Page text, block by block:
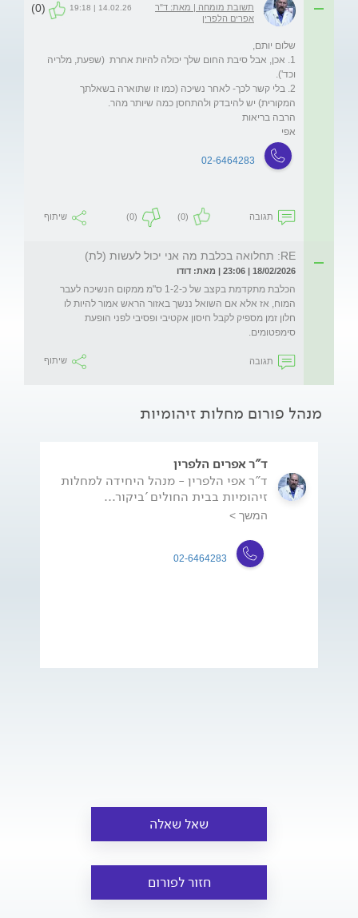
תשובת מומחה | מאת: ד"ר
אפרים הלפרין
14.02.26 | 19:18
(0)
1. אכן, אבל סיבת החום שלך יכולה להיות אחרת  (שפעת, מלריה
2. בלי קשר לכך- לאחר נשיכה (כמו זו שתוארה בשאלתך
אפי
02-6464283
תגובה (0)
(0) שיתוף
RE: תחלואה בכלבת מה אני יכול לעשות (לת)
18/02/2026 | 23:06 | מאת: דודו
הכלבת מתקדמת בקצב של כ-1-2 ס"מ ממקום הנשיכה לעבר
המוח, אז אלא אם השואל ננשך באזור הראש אמור להיות לו
חלון זמן מספיק לקבל חיסון אקטיבי ופסיבי לפני הופעת
סימפטומים.
תגובה שיתוף
מנהל פורום מחלות זיהומיות
ד"ר אפרים הלפרין
ד"ר אפי הלפרין - מנהל היחידה למחלות
זיהומיות בבית החולים 'ביקור...
המשך >
02-6464283
שאל שאלה
חזור לפורום